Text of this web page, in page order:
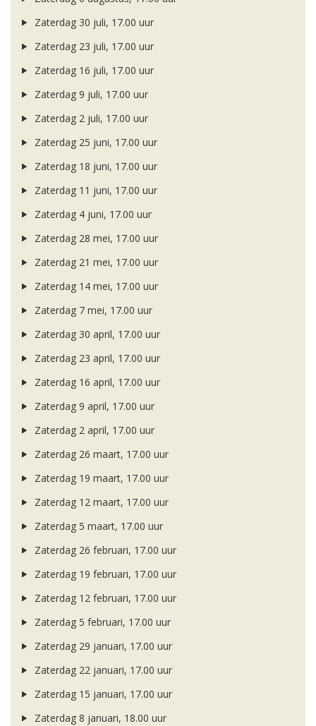
Zaterdag 30 juli, 17.00 uur
Zaterdag 23 juli, 17.00 uur
Zaterdag 16 juli, 17.00 uur
Zaterdag 9 juli, 17.00 uur
Zaterdag 2 juli, 17.00 uur
Zaterdag 25 juni, 17.00 uur
Zaterdag 18 juni, 17.00 uur
Zaterdag 11 juni, 17.00 uur
Zaterdag 4 juni, 17.00 uur
Zaterdag 28 mei, 17.00 uur
Zaterdag 21 mei, 17.00 uur
Zaterdag 14 mei, 17.00 uur
Zaterdag 7 mei, 17.00 uur
Zaterdag 30 april, 17.00 uur
Zaterdag 23 april, 17.00 uur
Zaterdag 16 april, 17.00 uur
Zaterdag 9 april, 17.00 uur
Zaterdag 2 april, 17.00 uur
Zaterdag 26 maart, 17.00 uur
Zaterdag 19 maart, 17.00 uur
Zaterdag 12 maart, 17.00 uur
Zaterdag 5 maart, 17.00 uur
Zaterdag 26 februari, 17.00 uur
Zaterdag 19 februari, 17.00 uur
Zaterdag 12 februari, 17.00 uur
Zaterdag 5 februari, 17.00 uur
Zaterdag 29 januari, 17.00 uur
Zaterdag 22 januari, 17.00 uur
Zaterdag 15 januari, 17.00 uur
Zaterdag 8 januari, 18.00 uur